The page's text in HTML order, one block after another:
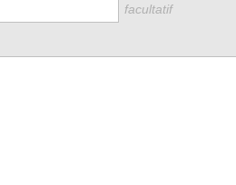
facultatif